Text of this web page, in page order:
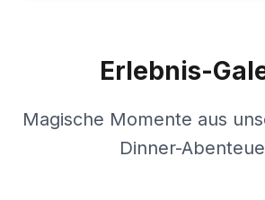
Erlebnis-
Magische Momente aus
Dinner-